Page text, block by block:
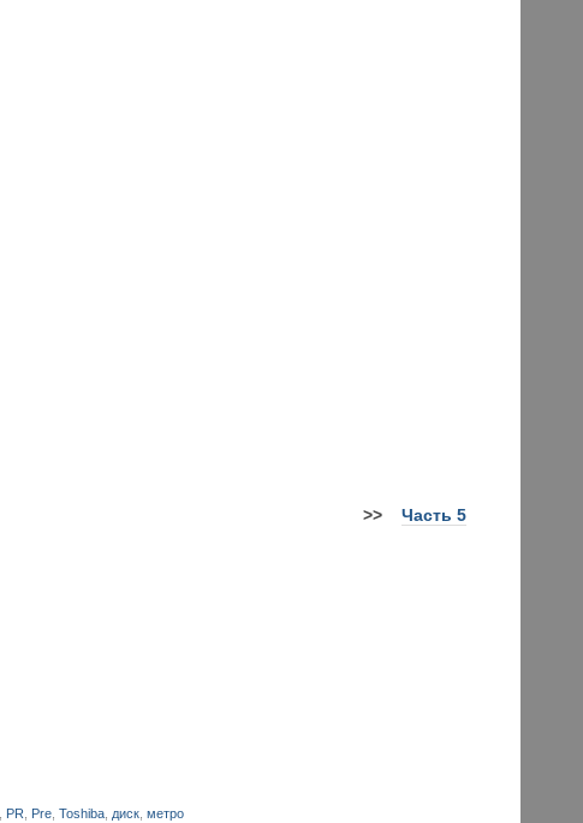
>> Часть 5
PR Pre ,Toshiba диск ,метро